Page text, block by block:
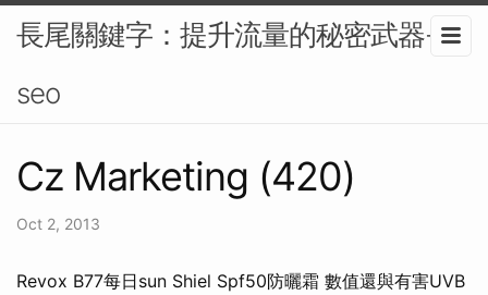
長尾關鍵字：提升流量的秘密武器-
seo
Cz Marketing (420)
Oct 2, 2013
Revox B77每日sun Shiel Spf50防曬霜 數值還與有害UVB